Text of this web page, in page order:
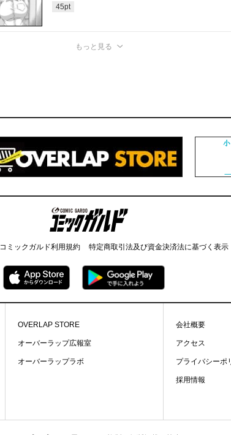
45pt
もっと見る
コミックガルド
コミックガルド利用規約 特定商取引法及び資金決済法に基づく表示
OVERLAP STORE
オーバーラップ広報室
オーバーラップラボ
会社概要
アクセス
プライバシーポ
採用情報